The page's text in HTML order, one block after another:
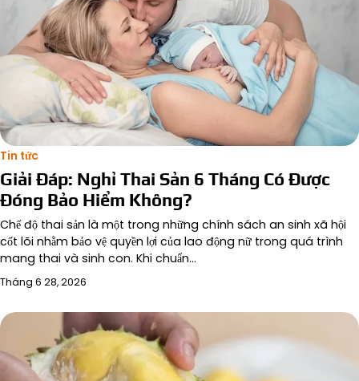
Tin tức
Giải Đáp: Nghỉ Thai Sản 6 Tháng Có Được
Đóng Bảo Hiểm Không?
Chế độ thai sản là một trong những chính sách an sinh xã hội
cốt lõi nhằm bảo vệ quyền lợi của lao động nữ trong quá trình
mang thai và sinh con. Khi chuẩn…
Tháng 6 28, 2026